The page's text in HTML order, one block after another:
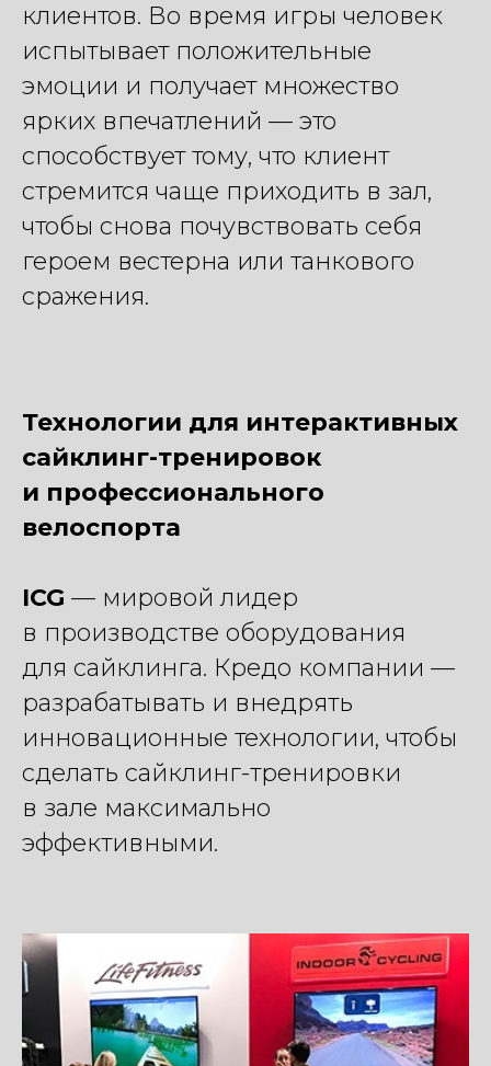
клиентов. Во время игры человек
испытывает положительные
эмоции и получает множество
ярких впечатлений — это
способствует тому, что клиент
стремится чаще приходить в зал,
чтобы снова почувствовать себя
героем вестерна или танкового
сражения.
Технологии для интерактивных
сайклинг-тренировок
и профессионального
велоспорта
ICG — мировой лидер
в производстве оборудования
для сайклинга. Кредо компании —
разрабатывать и внедрять
инновационные технологии, чтобы
сделать сайклинг-тренировки
в зале максимально
эффективными.